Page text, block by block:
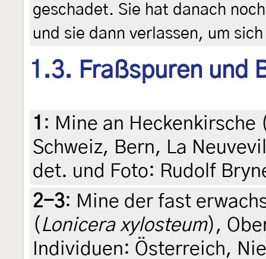
geschadet. Sie hat danach
und sie dann verlassen, um
1.3. Fraßspuren und
1 : Mine an Heckenkirsche
Schweiz, Bern, La
det. und Foto: Rudolf
2-3: Mine der fast
( Lonicera xylosteum),
Individuen: Österreich,